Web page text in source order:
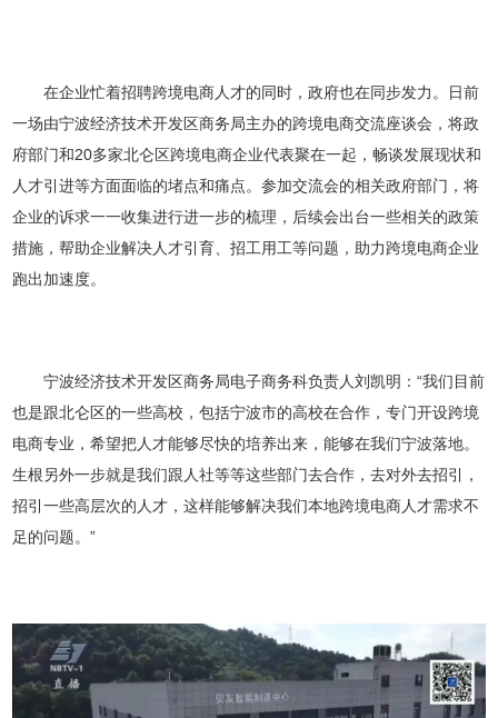
在企业忙着招聘跨境电商人才的同时，政府也在同步发力。日前
一场由宁波经济技术开发区商务局主办的跨境电商交流座谈会，将政
府部门和20多家北仑区跨境电商企业代表聚在一起，畅谈发展现状和
人才引进等方面面临的堵点和痛点。参加交流会的相关政府部门，将
企业的诉求一一收集进行进一步的梳理，后续会出台一些相关的政策
措施，帮助企业解决人才引育、招工用工等问题，助力跨境电商企业
跑出加速度。
宁波经济技术开发区商务局电子商务科负责人刘凯明：“我们目前
也是跟北仑区的一些高校，包括宁波市的高校在合作，专门开设跨境
电商专业，希望把人才能够尽快的培养出来，能够在我们宁波落地。
生根另外一步就是我们跟人社等等这些部门去合作，去对外去招引，
招引一些高层次的人才，这样能够解决我们本地跨境电商人才需求不
足的问题。”